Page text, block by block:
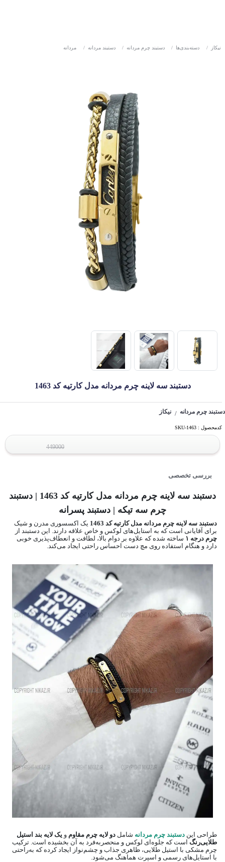
نیکاز / دسته‌بندی‌ها / دستبند چرم مردانه / دستبند مردانه / مردانه
دستبند سه لاینه چرم مردانه مدل کارتیه کد 1463
دستبند چرم مردانه / نیکاز
کدمحصول : SKU-1463
449000
بررسی تخصصی
دستبند سه لاینه چرم مردانه مدل کارتیه کد 1463 | دستبند
چرم سه تیکه | دستبند پسرانه
دستبند سه لاینه چرم مردانه مدل کارتیه کد 1463
یک اکسسوری مدرن و شیک
برای آقایانی است که به استایل‌های لوکس و خاص علاقه دارند. این دستبند از
چرم درجه ۱
ساخته شده که علاوه بر دوام بالا، لطافت و انعطاف‌پذیری خوبی
دارد و هنگام استفاده روی مچ دست احساس راحتی ایجاد می‌کند.
طراحی این دستبند چرم مردانه شامل دو لایه چرم مقاوم و یک لایه بند استیل
طلایی‌رنگاست که جلوه‌ای لوکس و منحصربه‌فرد به آن بخشیده است. ترکیب
چرم مشکی با استیل طلایی، ظاهری جذاب و چشم‌نواز ایجاد کرده که به‌راحتی
با استایل‌های رسمی و اسپرت هماهنگ می‌شود.